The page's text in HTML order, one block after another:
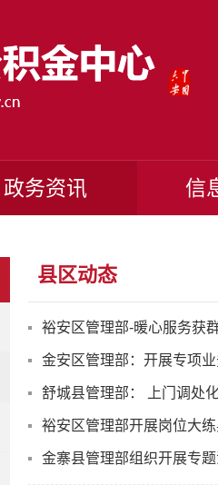
政务资讯 信
县区动态
裕安区管理部-暖心服务获
金安区管理部：开展专项
舒城县管理部： 上门调处
裕安区管理部开展岗位大
金寨县管理部组织开展专